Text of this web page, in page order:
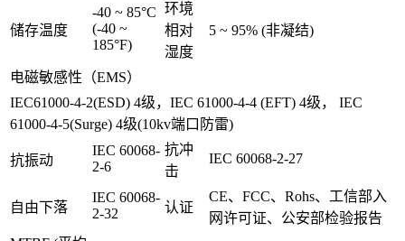
储存温度
-40 ~ 85°C
(-40 ~
185°F)
环境
相对
湿度
5 ~ 95% (非凝结)
电磁敏感性（EMS）
IEC61000-4-2(ESD) 4级，IEC 61000-4-4 (EFT) 4级， IEC
61000-4-5(Surge) 4级(10kv端口防雷)
抗振动
IEC 60068-
2-6
抗冲
击
IEC 60068-2-27
自由下落
IEC 60068-
2-32
认证
CE、FCC、Rohs、工信部入
网许可证、公安部检验报告